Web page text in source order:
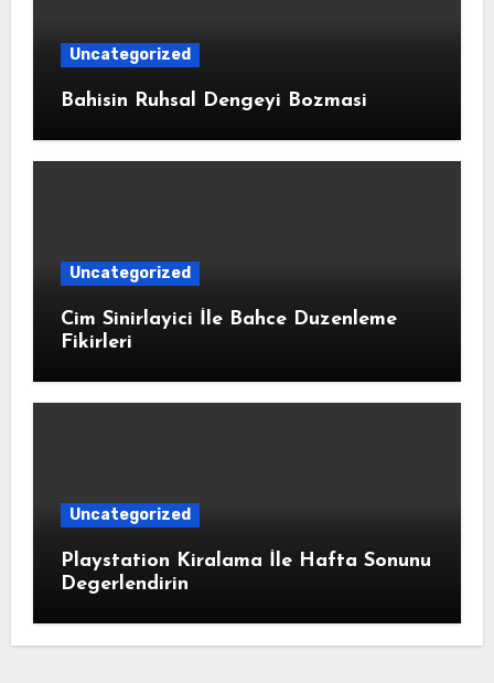
Uncategorized
Bahisin Ruhsal Dengeyi Bozmasi
Uncategorized
Cim Sinirlayici İle Bahce Duzenleme
Fikirleri
Uncategorized
Playstation Kiralama İle Hafta Sonunu
Degerlendirin